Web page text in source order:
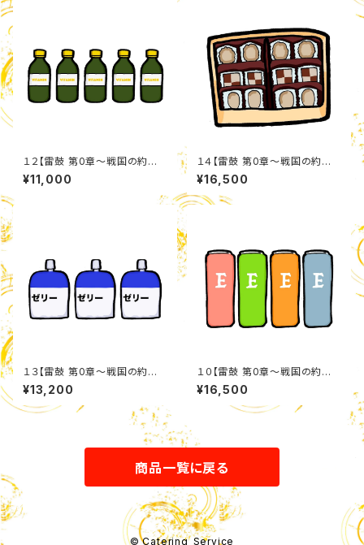
１２【雷鼓 第0章〜戦国の約
束〜】 炭酸ビタミンドリンクセッ
ト
¥11,000
１４【雷鼓 第0章〜戦国の約
束〜】 クッキーアソートセット
¥16,500
１３【雷鼓 第0章〜戦国の約
束〜】 栄養ゼリー詰め合わせセ
ット
¥13,200
１０【雷鼓 第0章〜戦国の約
束〜】 エナジードリンクセット
¥16,500
商品一覧に戻る
© Catering_Service